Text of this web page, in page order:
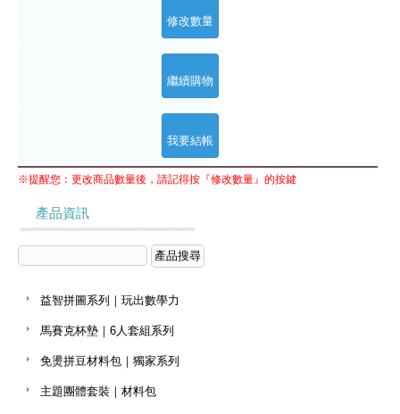
※提醒您：更改商品數量後，請記得按『修改數量』的按鍵
產品資訊
益智拼圖系列｜玩出數學力
馬賽克杯墊｜6人套組系列
免燙拼豆材料包｜獨家系列
主題團體套裝｜材料包